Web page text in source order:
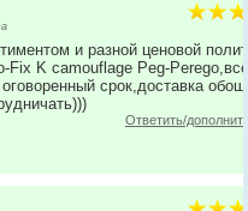
и разной ценовой
Fix K camouflage Peg-
срок,доставка
Ответить/